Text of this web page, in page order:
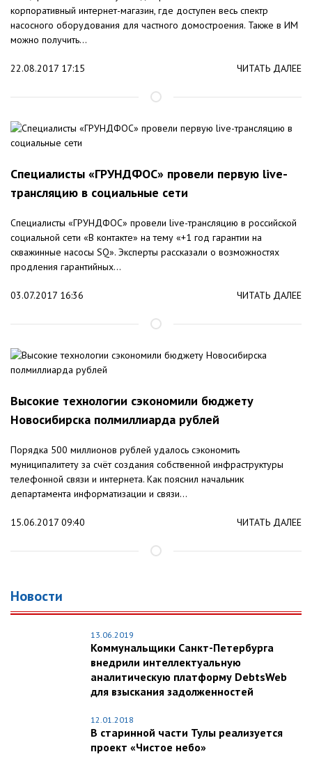
корпоративный интернет-магазин, где доступен весь спектр
насосного оборудования для частного домостроения. Также в ИМ
можно получить...
22.08.2017 17:15 ЧИТАТЬ ДАЛЕЕ
Специалисты «ГРУНДФОС» провели первую live-
трансляцию в социальные сети
Специалисты «ГРУНДФОС» провели live-трансляцию в российской
социальной сети «В контакте» на тему «+1 год гарантии на
скважинные насосы SQ». Эксперты рассказали о возможностях
продления гарантийных...
03.07.2017 16:36 ЧИТАТЬ ДАЛЕЕ
Высокие технологии сэкономили бюджету
Новосибирска полмиллиарда рублей
Порядка 500 миллионов рублей удалось сэкономить
муниципалитету за счёт создания собственной инфраструктуры
телефонной связи и интернета. Как пояснил начальник
департамента информатизации и связи...
15.06.2017 09:40 ЧИТАТЬ ДАЛЕЕ
Новости
13.06.2019
Коммунальщики Санкт-Петербурга
внедрили интеллектуальную
аналитическую платформу DebtsWeb
для взыскания задолженностей
12.01.2018
В старинной части Тулы реализуется
проект «Чистое небо»